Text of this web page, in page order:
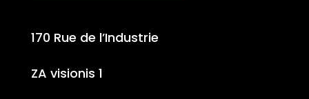
170 Rue de l’Industrie
ZA visionis 1